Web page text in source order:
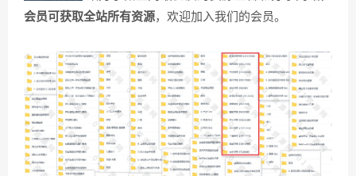
会员可获取全站所有资源，欢迎加入我们的会员。